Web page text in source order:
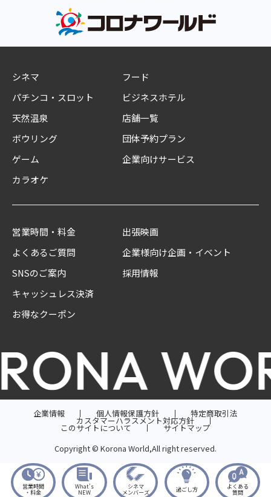
シネマ
パチンコ・スロット
天然温泉
ボウリング
ゲーム
カラオケ
フード
ビジネスホテル
店舗一覧
団体予約プラン
企業向けサービス
営業時間・料金
よくあるご質問
SNSのご案内
キャッシュレス決済
お得なクーポン
出張映画
企業様向け企画・イベント
採用情報
企業情報 個人情報保護方針 特定商取引法
カスタマーハラスメント対応方針
このサイトについて
サイトマップ
Copyright © Korona World,All right reserved.
営業時間
・料金
What’s
NEW
シネマ
メンバーズ 過ごし方 よくある
質問